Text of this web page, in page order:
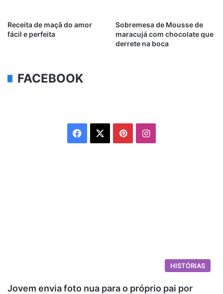
Receita de maçã do amor
fácil e perfeita
Sobremesa de Mousse de
maracujá com chocolate que
derrete na boca
FACEBOOK
Facebook PinterestInstagram
HISTÓRIAS
Jovem envia foto nua para o próprio pai por